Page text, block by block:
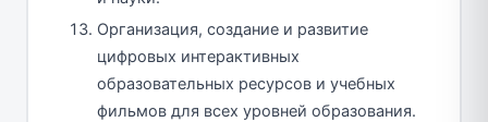
Организация, создание и развитие
цифровых интерактивных
образовательных ресурсов и учебных
фильмов для всех уровней образования.